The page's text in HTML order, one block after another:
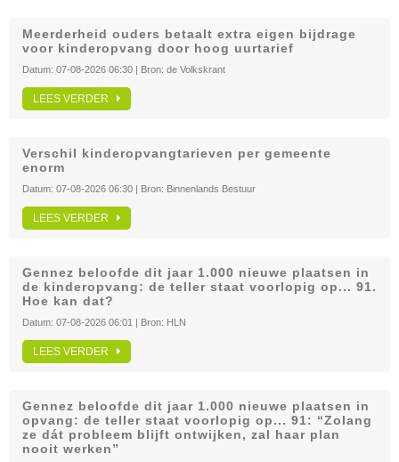
Meerderheid ouders betaalt extra eigen bijdrage
voor kinderopvang door hoog uurtarief
Datum: 07-08-2026 06:30 | Bron: de Volkskrant
LEES VERDER
Verschil kinderopvangtarieven per gemeente
enorm
Datum: 07-08-2026 06:30 | Bron: Binnenlands Bestuur
LEES VERDER
Gennez beloofde dit jaar 1.000 nieuwe plaatsen in
de kinderopvang: de teller staat voorlopig op... 91.
Hoe kan dat?
Datum: 07-08-2026 06:01 | Bron: HLN
LEES VERDER
Gennez beloofde dit jaar 1.000 nieuwe plaatsen in
opvang: de teller staat voorlopig op... 91: “Zolang
ze dát probleem blijft ontwijken, zal haar plan
nooit werken”